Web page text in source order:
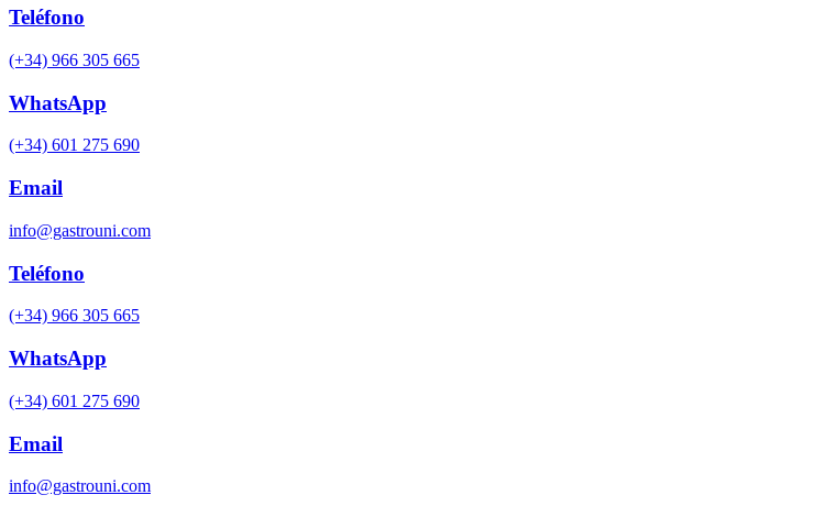
Teléfono
(+34) 966 305 665
WhatsApp
(+34) 601 275 690
Email
info@gastrouni.com
Teléfono
(+34) 966 305 665
WhatsApp
(+34) 601 275 690
Email
info@gastrouni.com